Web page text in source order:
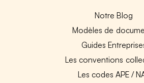
Notre Blog
Modèles de
Guides
Les conventions
Les codes APE /